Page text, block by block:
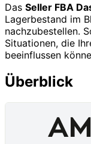
Das Seller FBA
Lagerbestand im
nachzubestellen.
Situationen, die
beeinflussen
Überblick